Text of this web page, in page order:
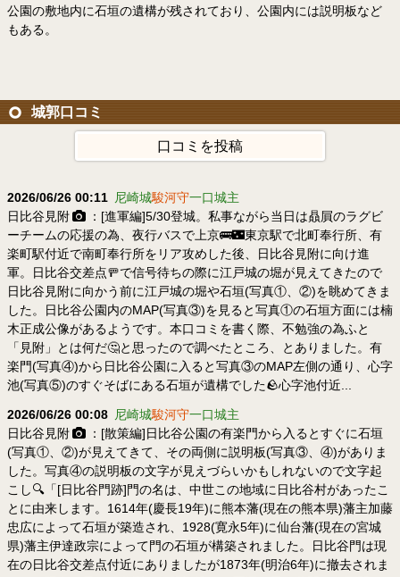
公園の敷地内に石垣の遺構が残されており、公園内には説明板など
もある。
城郭口コミ
口コミを投稿
2026/06/26 00:11 尼崎城駿河守一口城主
日比谷見附
：[進軍編]5/30登城。私事ながら当日は贔屓のラグビ
ーチームの応援の為、夜行バスで上京🚌🌃東京駅で北町奉行所、有
楽町駅付近で南町奉行所をリア攻めした後、日比谷見附に向け進
軍。日比谷交差点🚥で信号待ちの際に江戸城の堀が見えてきたので
日比谷見附に向かう前に江戸城の堀や石垣(写真①、②)を眺めてきま
した。日比谷公園内のMAP(写真③)を見ると写真①の石垣方面には楠
木正成公像があるようです。本口コミを書く際、不勉強の為ふと
「見附」とは何だ🤔と思ったので調べたところ、とありました。有
楽門(写真④)から日比谷公園に入ると写真③のMAP左側の通り、心字
池(写真⑤)のすぐそばにある石垣が遺構でした🪨心字池付近...
2026/06/26 00:08 尼崎城駿河守一口城主
日比谷見附
：[散策編]日比谷公園の有楽門から入るとすぐに石垣
(写真①、②)が見えてきて、その両側に説明板(写真③、④)がありま
した。写真④の説明板の文字が見えづらいかもしれないので文字起
こし🔍「[日比谷門跡]門の名は、中世この地域に日比谷村があったこ
とに由来します。1614年(慶長19年)に熊本藩(現在の熊本県)藩主加藤
忠広によって石垣が築造され、1928(寛永5年)に仙台藩(現在の宮城
県)藩主伊達政宗によって門の石垣が構築されました。日比谷門は現
在の日比谷交差点付近にありましたが1873年(明治6年)に撤去されま